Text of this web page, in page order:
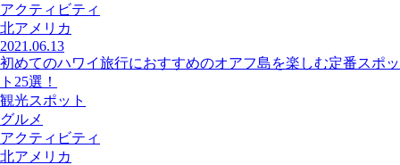
アクティビティ
北アメリカ
2021.06.13
初めてのハワイ旅行におすすめのオアフ島を楽しむ定番スポッ
ト25選！
観光スポット
グルメ
アクティビティ
北アメリカ